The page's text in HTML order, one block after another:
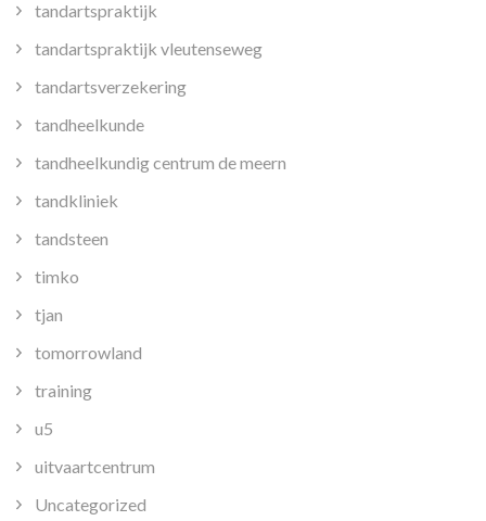
tandartspraktijk
tandartspraktijk vleutenseweg
tandartsverzekering
tandheelkunde
tandheelkundig centrum de meern
tandkliniek
tandsteen
timko
tjan
tomorrowland
training
u5
uitvaartcentrum
Uncategorized